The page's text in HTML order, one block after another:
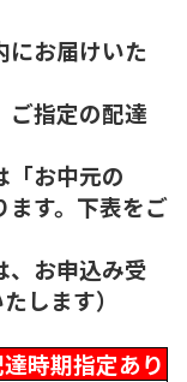
お届けいた
指定の配達
お中元の
ます。下表をご
お申込み受
します）
時期指定あり